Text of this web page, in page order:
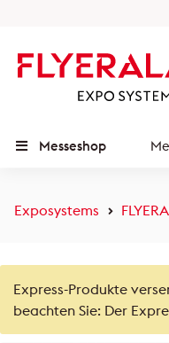
Messeshop
Exposystems
Express-Produkte
beachten Sie: Der